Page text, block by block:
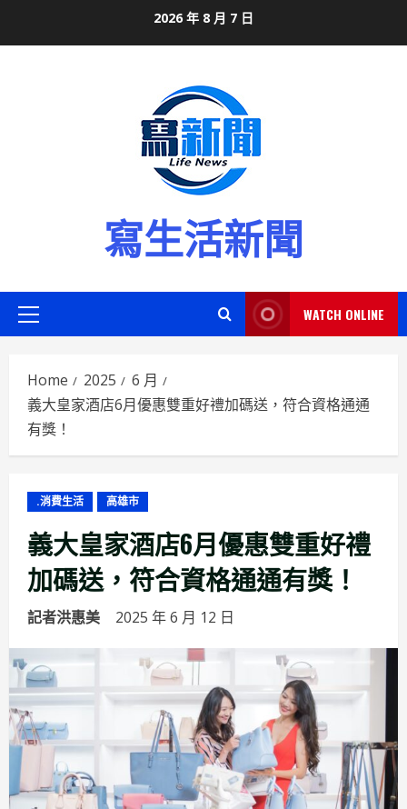
2026 年 8 月 7 日
寫生活新聞
Primary
WATCH ONLINE
Home 2025
6 月
義大皇家酒店6月優惠雙重好禮加碼送，符合資格通通
有獎！
.消費生活 高雄市
義大皇家酒店6月優惠雙重好禮
加碼送，符合資格通通有獎！
記者洪惠美 2025 年 6 月 12 日